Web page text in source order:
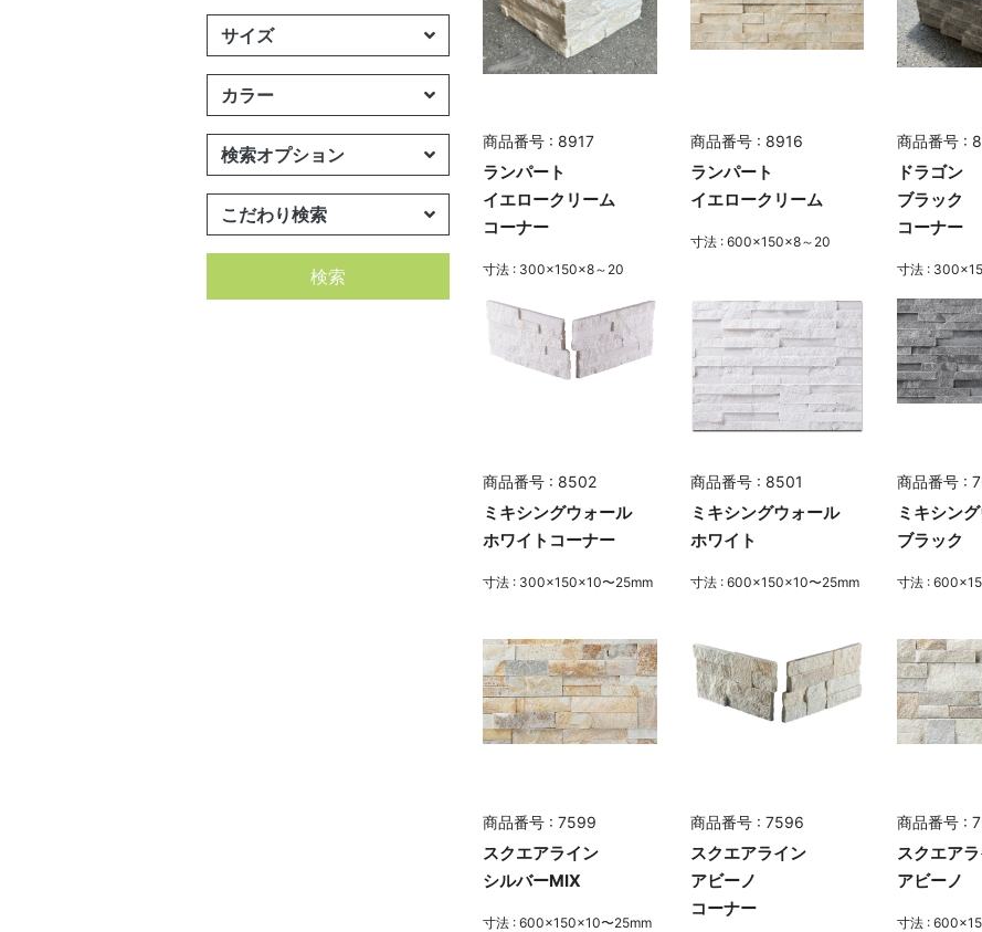
サイズ
カラー
検索オプション
こだわり検索
検索
商品番号 : 8917
ランパート
イエロークリーム
コーナー
寸法 : 300×150×8～20
商品番号 : 8916
ランパート
イエロークリーム
寸法 : 600×150×8～20
商品番号 :
ドラゴン
ブラック
コーナー
寸法 :
商品番号 : 8502
ミキシングウォール
ホワイトコーナー
寸法 : 300×150×10〜25mm
商品番号 : 8501
ミキシングウォール
ホワイト
寸法 : 600×150×10〜25mm
商品番号 :
ミキシン
ブラック
寸法 :
商品番号 : 7599
スクエアライン
シルバーMIX
寸法 : 600×150×10〜25mm
商品番号 : 7596
スクエアライン
アビーノ
コーナー
商品番号 :
スクエア
アビーノ
寸法 :